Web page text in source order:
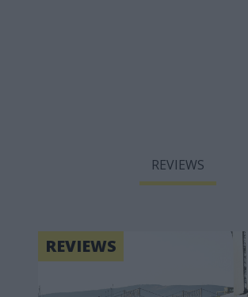
REVIEWS
REVIEWS